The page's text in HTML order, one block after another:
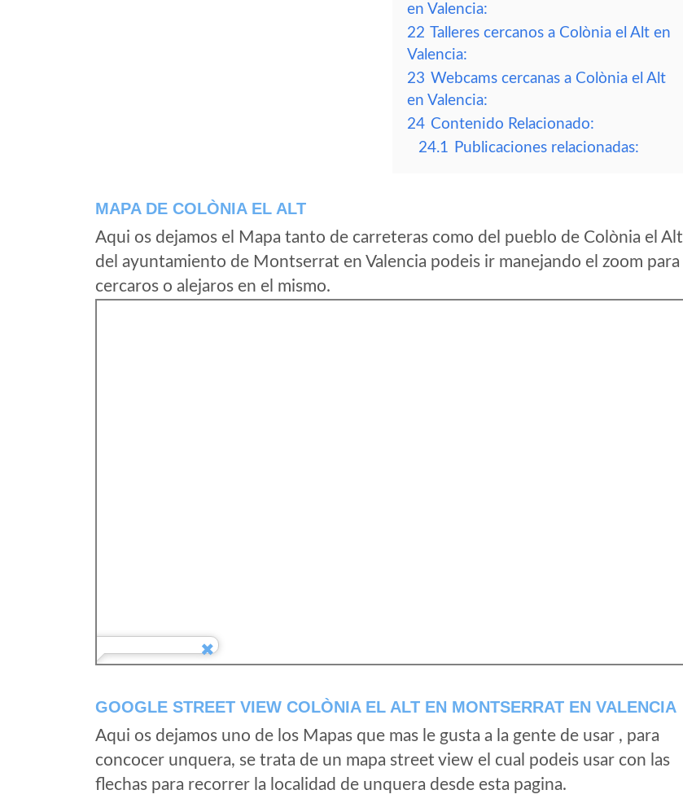
en Valencia:
22 Talleres cercanos a Colònia el Alt en
Valencia:
23 Webcams cercanas a Colònia el Alt
en Valencia:
24 Contenido Relacionado:
24.1 Publicaciones relacionadas:
MAPA DE COLÒNIA EL ALT
Aqui os dejamos el Mapa tanto de carreteras como del pueblo de Colònia el Alt
del ayuntamiento de Montserrat en Valencia podeis ir manejando el zoom para
cercaros o alejaros en el mismo.
GOOGLE STREET VIEW COLÒNIA EL ALT EN MONTSERRAT EN VALENCIA
Aqui os dejamos uno de los Mapas que mas le gusta a la gente de usar , para
concocer unquera, se trata de un mapa street view el cual podeis usar con las
flechas para recorrer la localidad de unquera desde esta pagina.